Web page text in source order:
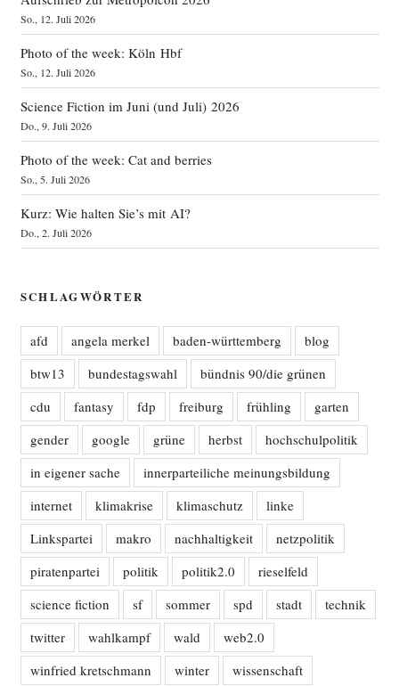
So., 12. Juli 2026
Photo of the week: Köln Hbf
So., 12. Juli 2026
Science Fiction im Juni (und Juli) 2026
Do., 9. Juli 2026
Photo of the week: Cat and berries
So., 5. Juli 2026
Kurz: Wie halten Sie’s mit AI?
Do., 2. Juli 2026
SCHLAGWÖRTER
afd angela merkel baden-württemberg
blog
btw13
bundestagswahl
bündnis 90/die grünen
cdu
fantasy fdp freiburg frühling
garten
gender
google grüne herbst
hochschulpolitik
in eigener sache
innerparteiliche meinungsbildung
internet
klimakrise klimaschutz
linke
Linkspartei
makro nachhaltigkeit
netzpolitik
piratenpartei
politik politik2.0
rieselfeld
science fiction
sf sommer spd stadt
technik
twitter
wahlkampf wald
web2.0
winfried kretschmann
winter wissenschaft